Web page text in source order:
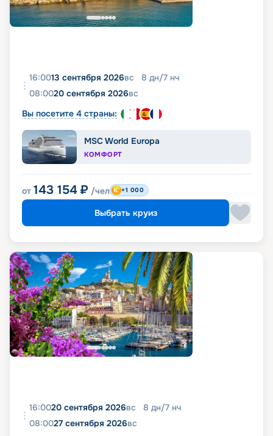
16:0013 сентября 2026вс 8 дн/7 нч
08:0020 сентября 2026вс
Вы посетите 4 страны:
MSC World Europa
КОМФОРТ
от 143 154 ₽ /чел +1 000
Выбрать круиз
16:0020 сентября 2026вс 8 дн/7 нч
08:0027 сентября 2026вс